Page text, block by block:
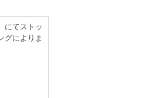
にてストッ
グによりま